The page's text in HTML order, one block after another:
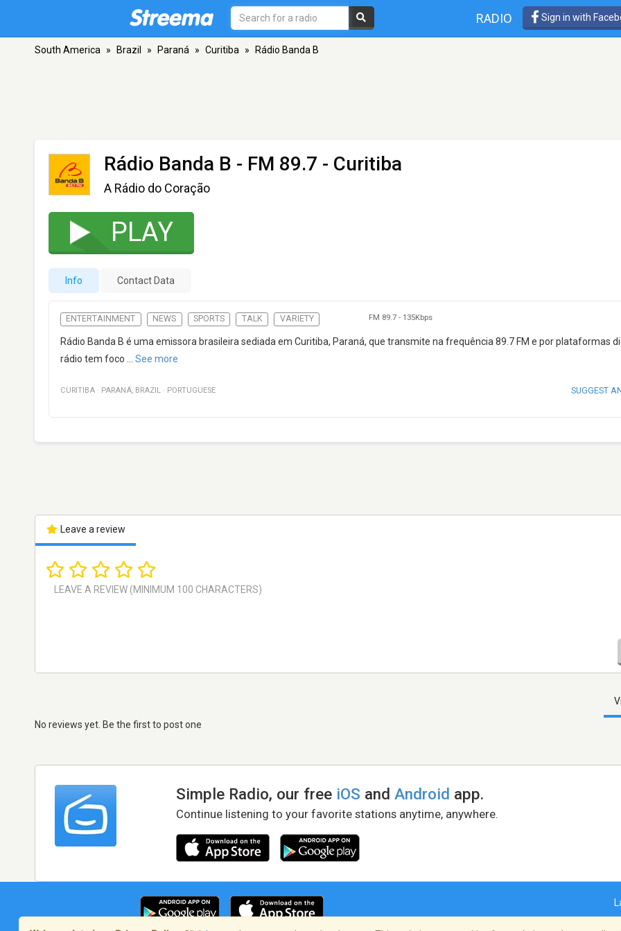
RADIO Sign in with
South America » Brazil » Paraná » Curitiba » Rádio Banda B
Rádio Banda B - FM 89.7 - Curitiba
A Rádio do Coração
PLAY
Info Contact Data
ENTERTAINMENT NEWS SPORTS TALK VARIETY FM 89.7 - 135Kbps
Rádio Banda B é uma emissora brasileira sediada em Curitiba, Paraná, que transmite na frequência 89.7 FM e por plataformas
rádio tem foco
See more
CURITIBA · PARANÁ, BRAZIL · PORTUGUESE SUGGEST
Leave a review
No reviews yet. Be the first to post one
Simple Radio, our free iOS andAndroid app.
Continue listening to your favorite stations anytime, anywhere.